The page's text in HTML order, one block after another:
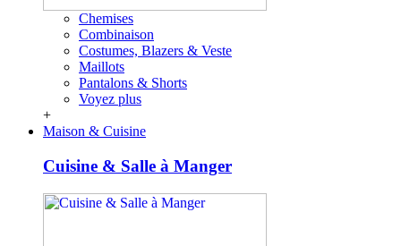
Chemises
Combinaison
Costumes, Blazers & Veste
Maillots
Pantalons & Shorts
Voyez plus
+
Maison & Cuisine
Cuisine & Salle à Manger